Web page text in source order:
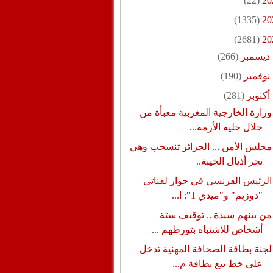
(1335)
(2681)
ديسمبر(266)
نوفمبر(190)
أكتوبر(281)
وزارة الخارجية المغربية معبأة من
خلال خلية الأزمة...
مجلس الأمن ... الجزائر تنسحب وهي
تجر أذيال الخيبة..
الرئيس الفرنسي في حوار لقناتي
"دوزيم" و"ميدي 1": ا...
من بينهم سيدة .. توقيف ستة
أشخاص للاشتباه بتورطهم ...
لجنة بطاقة الصحافة المهنية تدخل
على خط بيع بطاقة م...